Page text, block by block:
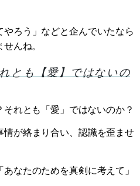
ろう」などと企んでいたなら
んね。
とも【愛】ではないの
れとも「愛」ではないのか？
情が絡まり合い、認識を歪ませ
あなたのためを真剣に考えて」